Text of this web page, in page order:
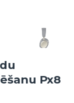
Px8